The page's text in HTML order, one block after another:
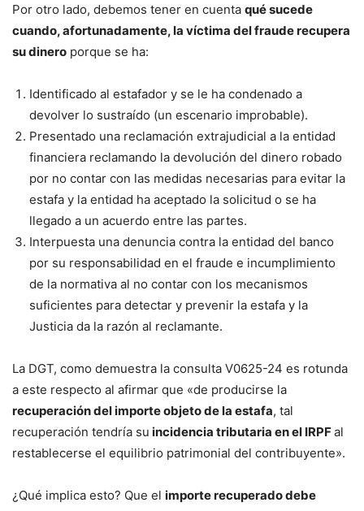
Por otro lado, debemos tener en cuenta qué sucede
cuando, afortunadamente, la víctima del fraude recupera
su dinero porque se ha:
Identificado al estafador y se le ha condenado a
devolver lo sustraído (un escenario improbable).
Presentado una reclamación extrajudicial a la entidad
financiera reclamando la devolución del dinero robado
por no contar con las medidas necesarias para evitar la
estafa y la entidad ha aceptado la solicitud o se ha
llegado a un acuerdo entre las partes.
Interpuesta una denuncia contra la entidad del banco
por su responsabilidad en el fraude e incumplimiento
de la normativa al no contar con los mecanismos
suficientes para detectar y prevenir la estafa y la
Justicia da la razón al reclamante.
La DGT, como demuestra la consulta V0625-24 es rotunda
a este respecto al afirmar que «de producirse la
recuperación del importe objeto de la estafa, tal
recuperación tendría su incidencia tributaria en el IRPFal
restablecerse el equilibrio patrimonial del contribuyente».
¿Qué implica esto? Que el importe recuperado debe